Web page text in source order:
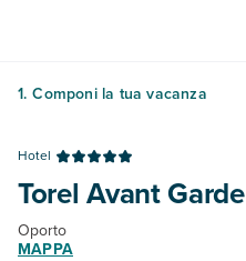
1. Componi la tua vacanza
Hotel
Torel Avant Garde
Oporto
MAPPA